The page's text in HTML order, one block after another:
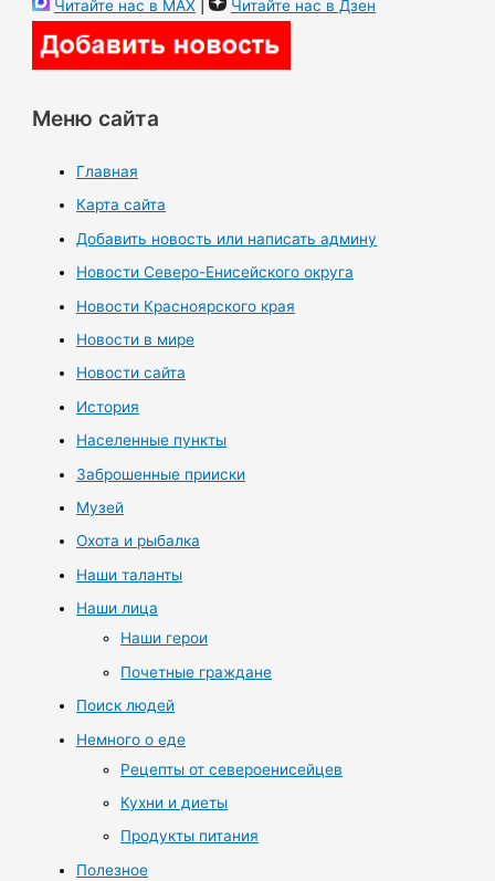
Читайте нас в MAX | Читайте нас в Дзен
Меню сайта
Главная
Карта сайта
Добавить новость или написать админу
Новости Северо-Енисейского округа
Новости Красноярского края
Новости в мире
Новости сайта
История
Населенные пункты
Заброшенные прииски
Музей
Охота и рыбалка
Наши таланты
Наши лица
Наши герои
Почетные граждане
Поиск людей
Немного о еде
Рецепты от североенисейцев
Кухни и диеты
Продукты питания
Полезное